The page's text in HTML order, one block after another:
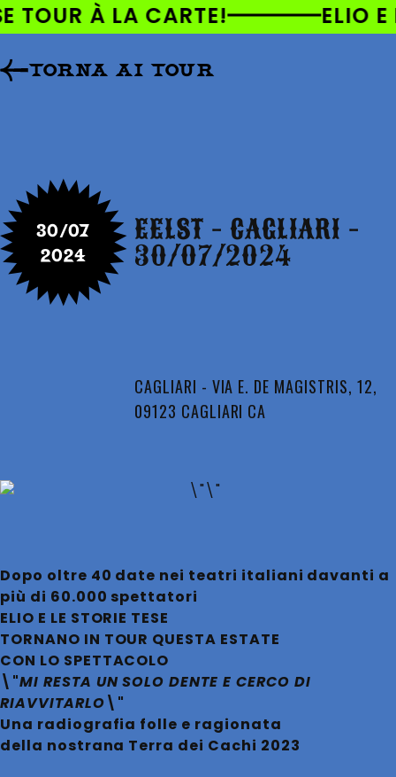
CONTENUTI
À LA CARTE! ELIO E LE
TORNA AI TOUR
30/07
2024
EELST - CAGLIARI -
30/07/2024
CAGLIARI - VIA E. DE MAGISTRIS, 12,
09123 CAGLIARI CA
Dopo oltre 40 date nei teatri italiani davanti a
più di 60.000 spettatori
ELIO E LE STORIE TESE
TORNANO IN TOUR QUESTA ESTATE
CON LO SPETTACOLO
\"MI RESTA UN SOLO DENTE E CERCO DI
RIAVVITARLO\"
Una radiografia folle e ragionata
della nostrana Terra dei Cachi 2023